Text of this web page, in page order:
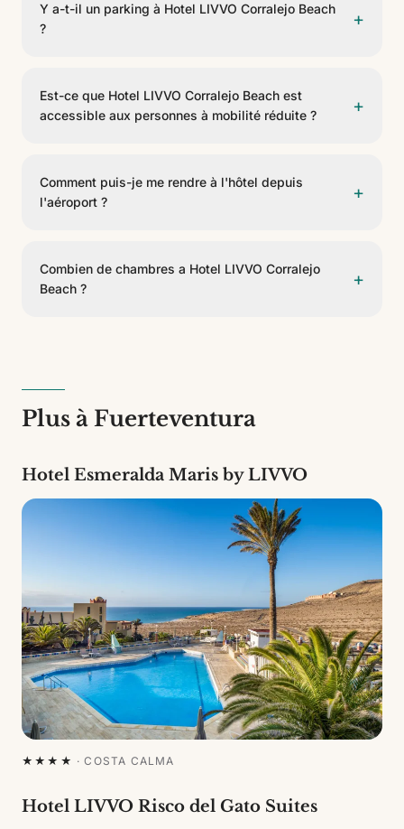
service de restaurante, bar piscina.
Y a-t-il un parking à Hotel LIVVO Corralejo Beach
?
+
disponibilité et les conditions à la réception.
Est-ce que Hotel LIVVO Corralejo Beach est
accessible aux personnes à mobilité réduite ?
+
réduite (PMR) et d'accès adaptés dans les espaces
communs.
Comment puis-je me rendre à l'hôtel depuis
l'aéroport ?
+
taxi, transfert privé ou voiture de location.
Combien de chambres a Hotel LIVVO Corralejo
Beach ?
+
Plus à Fuerteventura
Hotel Esmeralda Maris by LIVVO
★★★★ ·COSTA CALMA
Hotel LIVVO Risco del Gato Suites